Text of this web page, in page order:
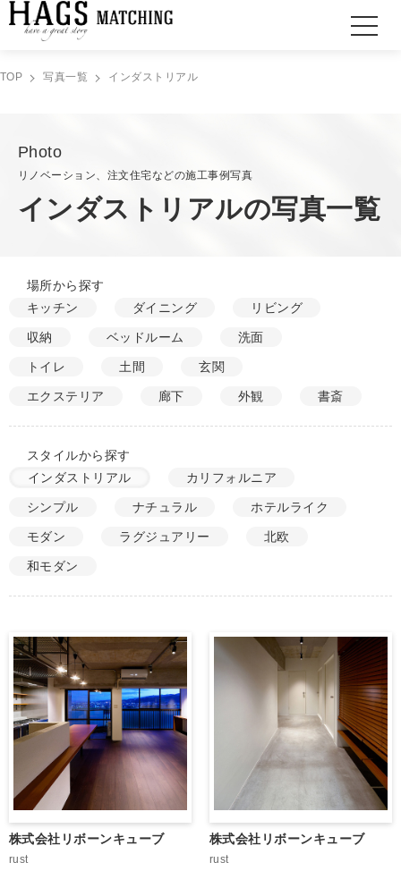
TOP 写真一覧 インダストリアル
Photo
リノベーション、注文住宅などの施工事例写真
インダストリアルの写真一覧
場所から探す
キッチン
ダイニング リビング
収納 ベッドルーム 洗面
トイレ 土間 玄関
エクステリア 廊下 外観 書斎
スタイルから探す
インダストリアル
カリフォルニア
シンプル ナチュラル ホテルライク
モダン ラグジュアリー 北欧
和モダン
株式会社リボーンキューブ
rust
株式会社リボーンキューブ
rust